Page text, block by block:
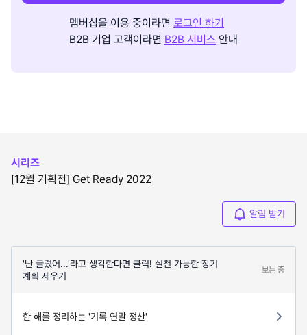
멤버십을 이용 중이라면 로그인 하기
B2B 기업 고객이라면 B2B 서비스 안내
시리즈
[12월 기획전] Get Ready 2022
알림 받기
'난 글렀어...'라고 생각한다면 클릭! 실천 가능한 장기
계획 세우기
보는 중
한 해를 정리하는 '기록 연말 정산'